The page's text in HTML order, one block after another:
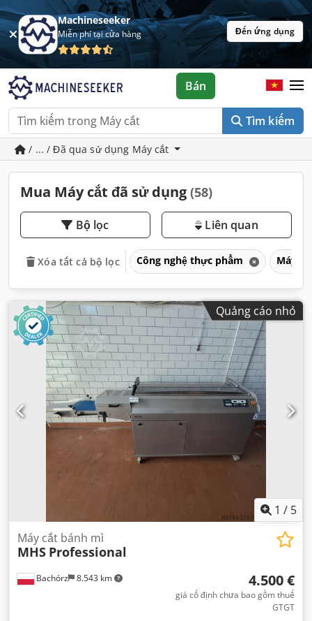
Machineseeker
Miễn phí tại cửa hàng Đến ứng dụng
Tìm kiếm
Bán
/ ... / Đã qua sử dụng Máy cắt
Mua Máy cắt đã sử dụng (58)
Bộ lọc Liên quan
Xóa tất cả bộ lọc Công nghệ thực phẩm Máy
Quảng cáo nhỏ
1 / 5
Bachórz 8.543 km
Máy cắt bánh mì
MHS Professional
4.500 €
giá cố định chưa bao gồm thuế
GTGT